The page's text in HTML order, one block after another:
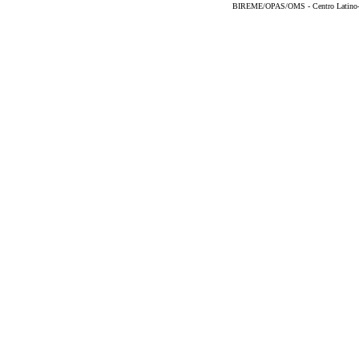
BIREME/OPAS/OMS - Centro Latino-